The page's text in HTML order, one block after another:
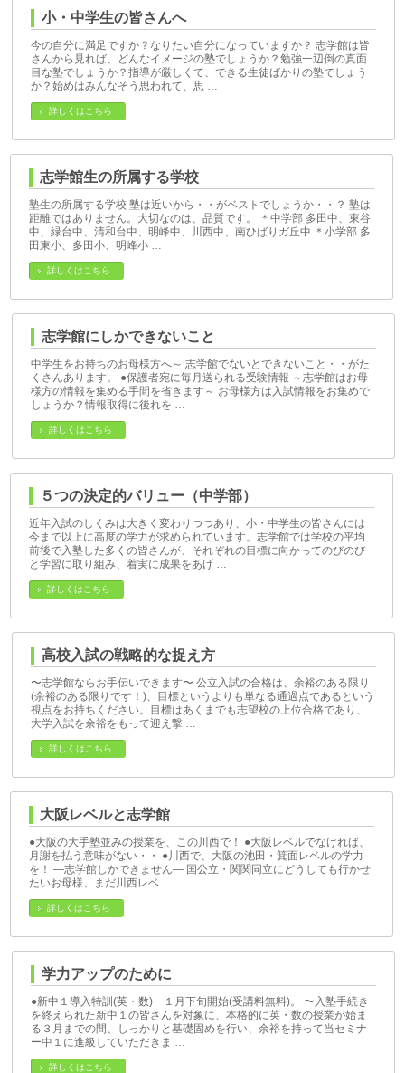
小・中学生の皆さんへ
今の自分に満足ですか？なりたい自分になっていますか？ 志学館は皆
さんから見れば、どんなイメージの塾でしょうか？勉強一辺倒の真面
目な塾でしょうか？指導が厳しくて、できる生徒ばかりの塾でしょう
か？始めはみんなそう思われて、思 …
詳しくはこちら
志学館生の所属する学校
塾生の所属する学校 塾は近いから・・がベストでしょうか・・？ 塾は
距離ではありません。大切なのは、品質です。 ＊中学部 多田中、東谷
中、緑台中、清和台中、明峰中、川西中、南ひばりガ丘中 ＊小学部 多
田東小、多田小、明峰小 …
詳しくはこちら
志学館にしかできないこと
中学生をお持ちのお母様方へ～ 志学館でないとできないこと・・がた
くさんあります。 ●保護者宛に毎月送られる受験情報 ～志学館はお母
様方の情報を集める手間を省きます～ お母様方は入試情報をお集めで
しょうか？情報取得に後れを …
詳しくはこちら
５つの決定的バリュー（中学部）
近年入試のしくみは大きく変わりつつあり、小・中学生の皆さんには
今まで以上に高度の学力が求められています。志学館では学校の平均
前後で入塾した多くの皆さんが、それぞれの目標に向かってのびのび
と学習に取り組み、着実に成果をあげ …
詳しくはこちら
高校入試の戦略的な捉え方
〜志学館ならお手伝いできます〜 公立入試の合格は、余裕のある限り
(余裕のある限りです！)、目標というよりも単なる通過点であるという
視点をお持ちください。目標はあくまでも志望校の上位合格であり、
大学入試を余裕をもって迎え撃 …
詳しくはこちら
大阪レベルと志学館
●大阪の大手塾並みの授業を、この川西で！ ●大阪レベルでなければ、
月謝を払う意味がない・・ ●川西で、大阪の池田・箕面レベルの学力
を！ ―志学館しかできません― 国公立・関関同立にどうしても行かせ
たいお母様、まだ川西レベ …
詳しくはこちら
学力アップのために
●新中１導入特訓(英・数) １月下旬開始(受講料無料)。 〜入塾手続き
を終えられた新中１の皆さんを対象に、本格的に英・数の授業が始ま
る３月までの間、しっかりと基礎固めを行い、余裕を持って当セミナ
ー中１に進級していただきま …
詳しくはこちら